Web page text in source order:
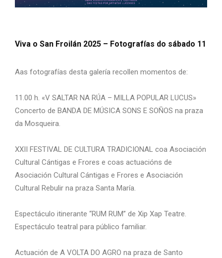
Viva o San Froilán 2025 – Fotografías do sábado 11
Aas fotografías desta galería recollen momentos de:
11.00 h. «V SALTAR NA RÚA – MILLA POPULAR LUCUS»
Concerto de BANDA DE MÚSICA SONS E SOÑOS na praza
da Mosqueira.
XXII FESTIVAL DE CULTURA TRADICIONAL coa Asociación
Cultural Cántigas e Frores e coas actuacións de
Asociación Cultural Cántigas e Frores e Asociación
Cultural Rebulir na praza Santa María.
Espectáculo itinerante “RUM RUM” de Xip Xap Teatre.
Espectáculo teatral para público familiar.
Actuación de A VOLTA DO AGRO na praza de Santo